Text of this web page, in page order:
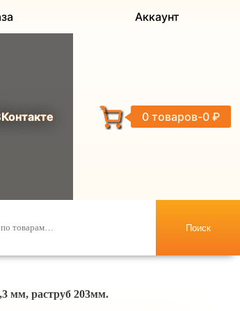
Аккаунт
0 товаров 0 ₽
Поиск
мм, раструб 203мм.